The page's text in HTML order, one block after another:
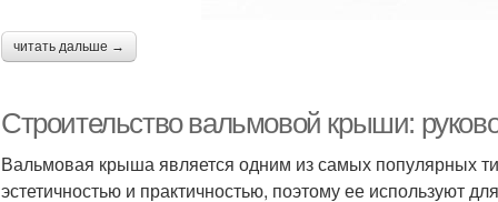
читать дальше →
Строительство вальмовой крыши:
Вальмовая крыша является одним из самых популярных
эстетичностью и практичностью, поэтому ее используют